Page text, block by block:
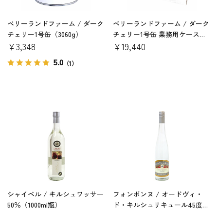
ベリーランドファーム / ダーク
チェリー1号缶（3060g）
￥3,348
5.0 （1）
ベリーランドファーム / ダーク
チェリー1号缶 業務用ケース
（3060g×6缶）
￥19,440
シャイベル / キルシュワッサー
50％（1000ml瓶）
フォンボンヌ / オードヴィ・
ド・キルシュリキュール45度